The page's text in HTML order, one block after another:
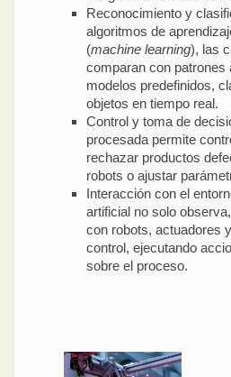
Reconocimiento y
algoritmos de
(machine learning), las
comparan con patrones
modelos predefinidos,
objetos en tiempo real.
Control y toma de
procesada permite
rechazar productos
robots o ajustar
Interacción con el
artificial no solo
con robots, actuadores
control, ejecutando
sobre el proceso.